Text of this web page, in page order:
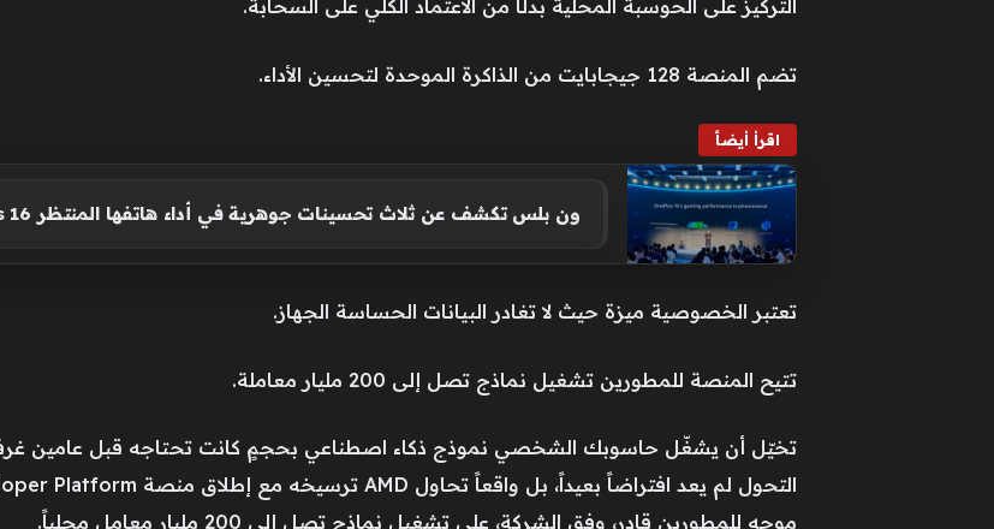
التركيز على الحوسبة المحلية بدلًا من الاعتماد الكلي على السحابة.
تضم المنصة 128 جيجابايت من الذاكرة الموحدة لتحسين الأداء.
اقرأ أيضاً
ون بلس تكشف عن ثلاث تحسينات جوهرية في أداء هاتفها المنتظر OnePlus 16
تعتبر الخصوصية ميزة حيث لا تغادر البيانات الحساسة الجهاز.
تتيح المنصة للمطورين تشغيل نماذج تصل إلى 200 مليار معاملة.
تخيّل أن يشغّل حاسوبك الشخصي نموذج ذكاء اصطناعي بحجمٍ كانت تحتاجه قبل عامين
موجه للمطورين قادر، وفق الشركة، على تشغيل نماذج تصل إلى 200 مليار معامل محلياً.